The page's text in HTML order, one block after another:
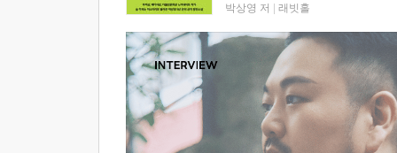
박상영 저 래빗홀